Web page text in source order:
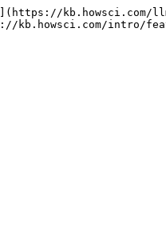
kb.howsci.com/
kb.howsci.com/intro/